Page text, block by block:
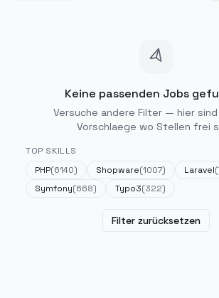
Keine passenden Jobs
Versuche andere Filter — hier
Vorschlaege wo Stellen frei
TOP SKILLS
PHP(6140) Shopware(1007) Laravel(
Symfony(668) Typo3(322)
Filter zurücksetzen